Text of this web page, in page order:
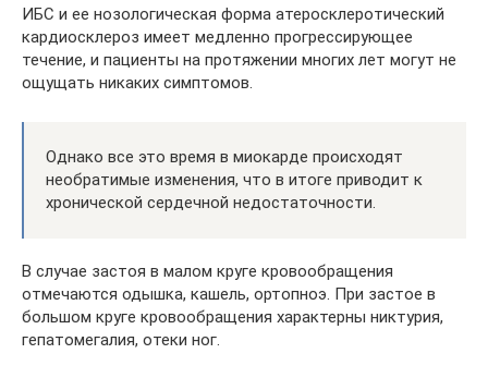
ИБС и ее нозологическая форма атеросклеротический
кардиосклероз имеет медленно прогрессирующее
течение, и пациенты на протяжении многих лет могут не
ощущать никаких симптомов.
Однако все это время в миокарде происходят
необратимые изменения, что в итоге приводит к
хронической сердечной недостаточности.
В случае застоя в малом круге кровообращения
отмечаются одышка, кашель, ортопноэ. При застое в
большом круге кровообращения характерны никтурия,
гепатомегалия, отеки ног.